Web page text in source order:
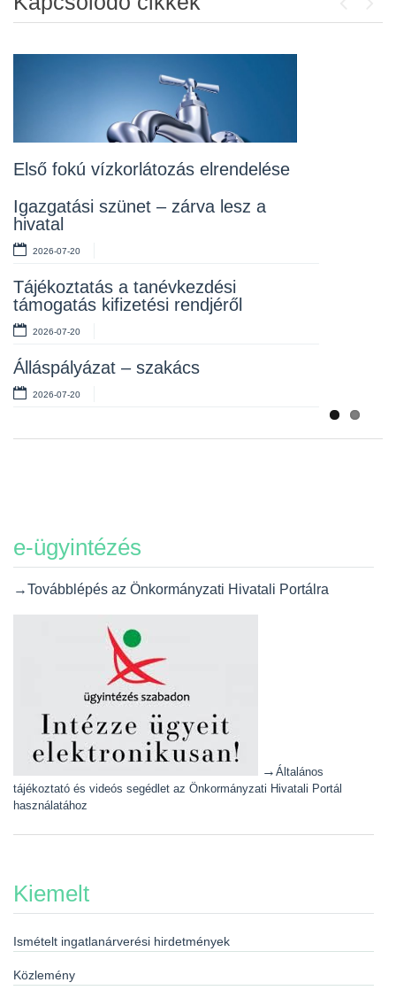
Első fokú vízkorlátozás elrendelése
Igazgatási szünet – zárva lesz a
hivatal
2026-07-20
Tájékoztatás a tanévkezdési
támogatás kifizetési rendjéről
2026-07-20
Álláspályázat – szakács
2026-07-20
Álláspályázat – konyhai kisegítő
Lakossági fórum az Erzsébet téri
2026-07-10
Rendelet kihirdetése
2026-07-10
Álláspályázat – takarító
2026-07-06
e-ügyintézés
→Továbblépés az Önkormányzati Hivatali Portálra
→ Általános
tájékoztató és videós segédlet az Önkormányzati Hivatali Portál
használatához
Kiemelt
Ismételt ingatlanárverési hirdetmények
Közlemény